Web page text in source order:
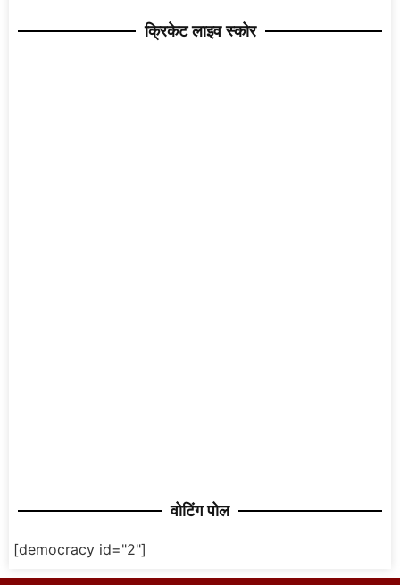
क्रिकेट लाइव स्कोर
वोटिंग पोल
[democracy id="2"]